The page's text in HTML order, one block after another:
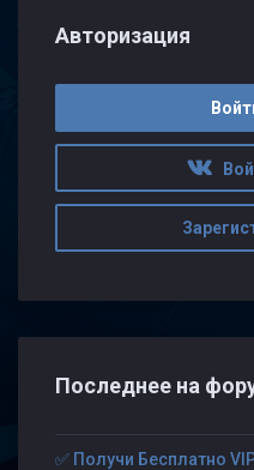
Авторизация
Последнее на
✅ Получи Бесплатно